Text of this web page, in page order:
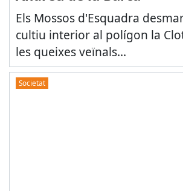
Els Mossos d'Esquadra
cultiu interior al polígon la
les queixes veïnals...
Societat